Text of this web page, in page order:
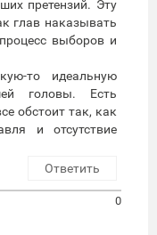
претензий. Эту
глав наказывать
выборов и
то идеальную
головы. Есть
обстоит так, как
и отсутствие
Ответить
0